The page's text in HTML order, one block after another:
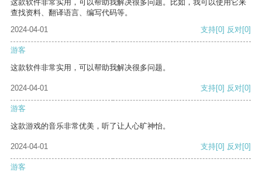
这款软件非常实用，可以帮助我解决很多问题。比如，我可以使用它来
查找资料、翻译语言、编写代码等。
2024-04-01
支持[0] 反对[0]
游客
这款软件非常实用，可以帮助我解决很多问题。
2024-04-01 支持[0] 反对[0]
游客
这款游戏的音乐非常优美，听了让人心旷神怡。
2024-04-01 支持[0] 反对[0]
游客